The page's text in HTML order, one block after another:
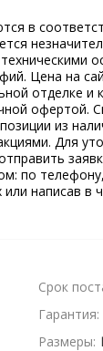
в
Цена на
отделке и
офертой.
из
Для
по
или написав в
Срок
Гарантия:
Размеры: